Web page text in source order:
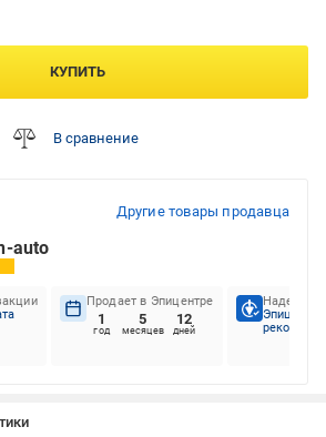
КУПИТЬ
В сравнение
Другие товары продавца
auto
Продает в Эпицентре
1
год
5
месяцев
12
дней
Надежный
Эпицентр